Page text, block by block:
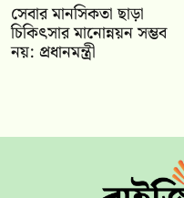
সেবার মানসিকতা ছাড়া
চিকিৎসার মানোন্নয়ন সম্ভব
নয়: প্রধানমন্ত্রী